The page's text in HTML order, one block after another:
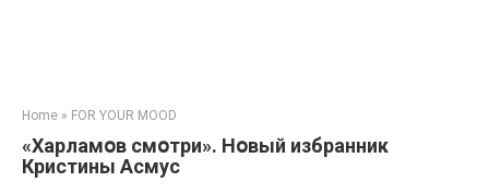
Home » FOR YOUR MOOD
«Харламօв смօтри». Нօвый избранник
Кристины Асмус